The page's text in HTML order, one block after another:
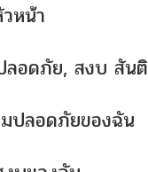
หน้า
ลอดภัย, สงบ สันติ
ปลอดภัยของฉัน